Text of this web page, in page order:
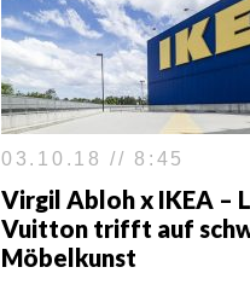
03.10.18 // 8:45
Virgil Abloh x IKEA –
Vuitton trifft auf
Möbelkunst